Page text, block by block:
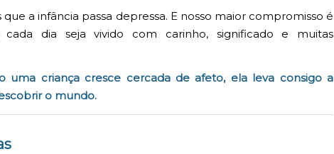
a infância passa depressa. E nosso maior compromisso é
dia seja vivido com carinho, significado e muitas
uma criança cresce cercada de afeto, ela leva consigo a
o mundo.